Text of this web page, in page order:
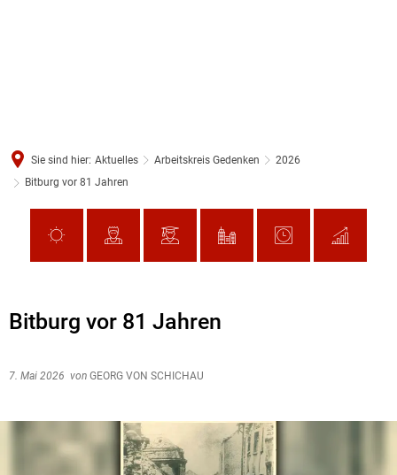
Sie sind hier: Aktuelles Arbeitskreis Gedenken
2026
Bitburg vor 81 Jahren
Bitburg vor 81 Jahren
7. Mai 2026 von GEORG VON SCHICHAU